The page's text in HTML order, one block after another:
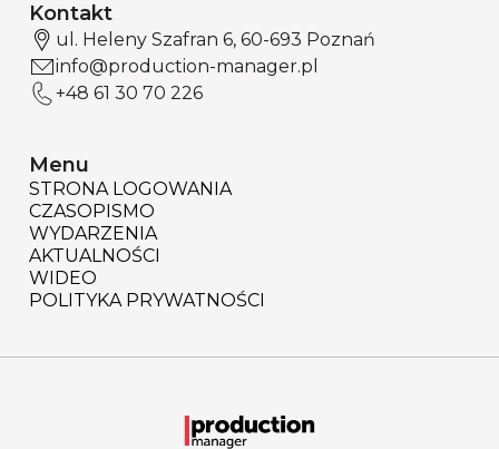
Kontakt
ul. Heleny Szafran 6, 60-693 Poznań
info@production-manager.pl
+48 61 30 70 226
Menu
STRONA LOGOWANIA
CZASOPISMO
WYDARZENIA
AKTUALNOŚCI
WIDEO
POLITYKA PRYWATNOŚCI